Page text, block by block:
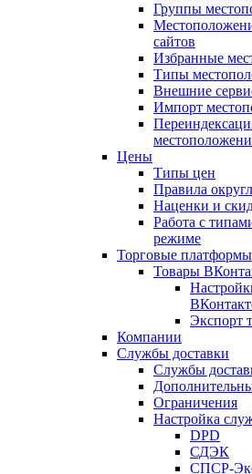
Группы
сайтов
Избранные
Типы
Внешние
Импорт
Цены
Типы цен
Правила
Наценки и
Работа с
режиме
Торговые платформы
Товары
Экспорт
Компании
Службы доставки
Службы
Ограничения
Настройка
DPD
СДЭК
СПСР-